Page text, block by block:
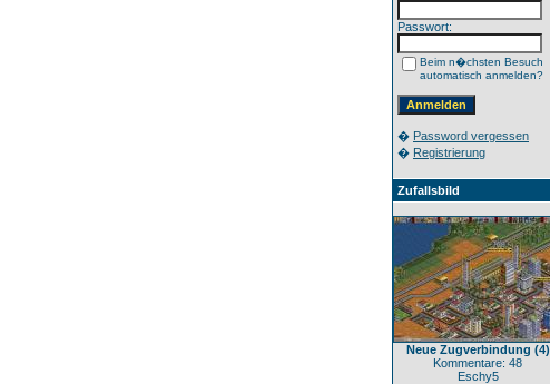
Passwort:
Beim n�chsten Besuch
automatisch anmelden?
� Password vergessen
� Registrierung
Zufallsbild
Neue Zugverbindung (4)
Kommentare: 48
Eschy5